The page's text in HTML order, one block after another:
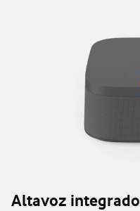
Altavoz integrado